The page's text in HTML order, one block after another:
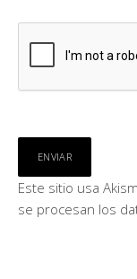
Este sitio usa
se procesan los